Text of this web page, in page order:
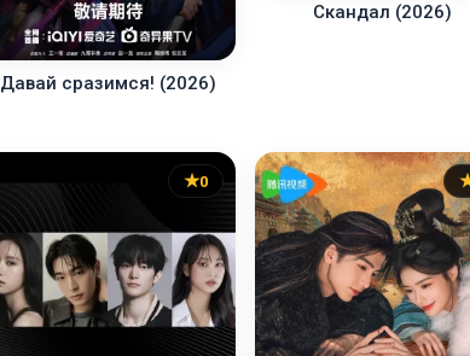
Давай сразимся! (2026)
Скандал (2026)
0